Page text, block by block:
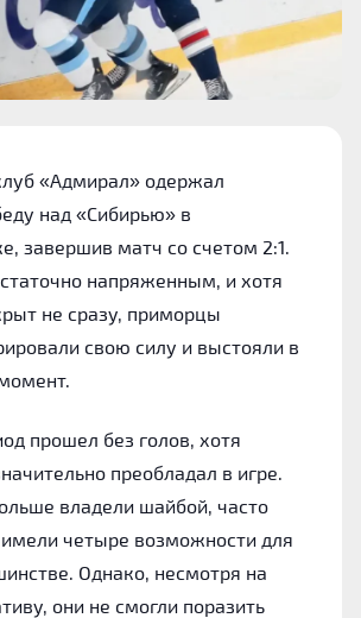
«Адмирал» одержал
над «Сибирью» в
завершив матч со счетом 2:1.
напряженным, и хотя
не сразу, приморцы
свою силу и выстояли в
прошел без голов, хотя
преобладал в игре.
владели шайбой, часто
четыре возможности для
Однако, несмотря на
они не смогли поразить